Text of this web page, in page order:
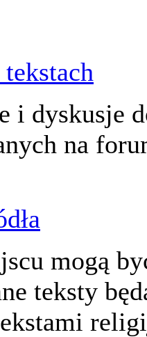
i dyskusje
na
mogą
teksty